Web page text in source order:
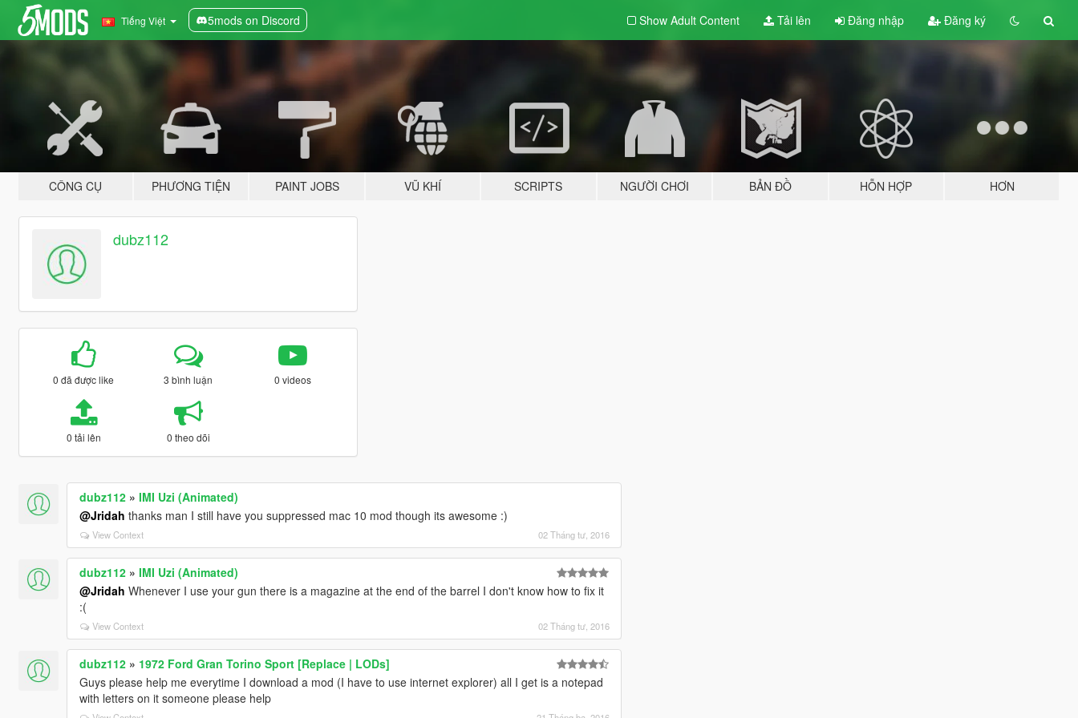
Tiếng Việt 5mods on Discord Show Adult Content Tải lên Đăng nhập Đăng ký
CÔNG CỤ PHƯƠNG TIỆN PAINT JOBS VŨ KHÍ SCRIPTS NGƯỜI CHƠI BẢN ĐỒ HỖN HỢP HƠN
dubz112
0 đã được like 3 bình luận 0 videos
0 tải lên 0 theo dõi
dubz112» IMI Uzi (Animated)
@Jridah thanks man I still have you suppressed mac 10 mod though its awesome :)
View Context 02 Tháng tư, 2016
dubz112» IMI Uzi (Animated)
@Jridah Whenever I use your gun there is a magazine at the end of the barrel I don't know how to fix it
:(
View Context 02 Tháng tư, 2016
dubz112» 1972 Ford Gran Torino Sport [Replace | LODs]
Guys please help me everytime I download a mod (I have to use internet explorer) all I get is a notepad
with letters on it someone please help